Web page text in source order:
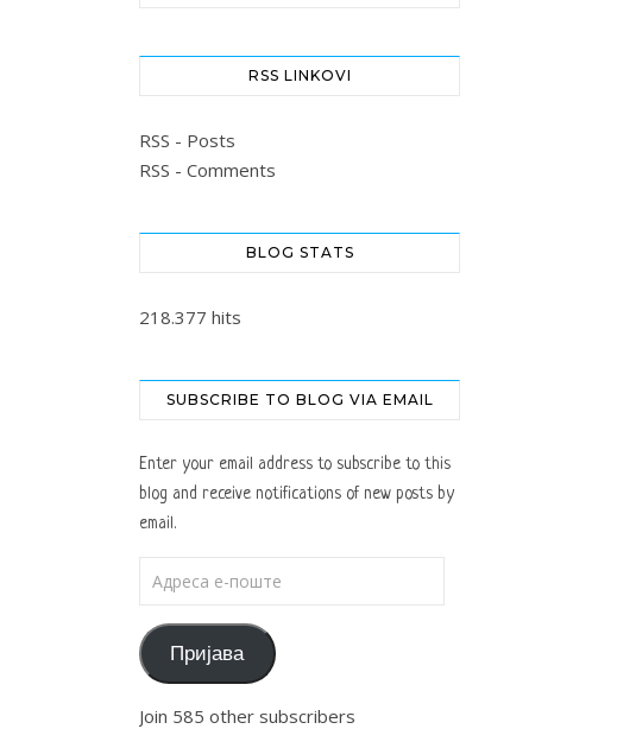
RSS LINKOVI
RSS - Posts
RSS - Comments
BLOG STATS
218.377 hits
SUBSCRIBE TO BLOG VIA EMAIL
Enter your email address to subscribe to this
blog and receive notifications of new posts by
email.
Пријава
Join 585 other subscribers